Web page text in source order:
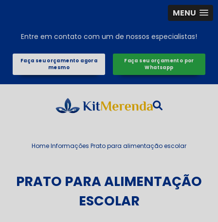
MENU
Entre em contato com um de nossos especialistas!
Faça seu orçamento agora
mesmo
Faça seu orçamento por
Whatsapp
HomeInformações Prato para alimentação escolar
PRATO PARA ALIMENTAÇÃO
ESCOLAR